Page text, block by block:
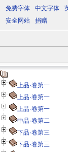
免费字体
中文字体
安全网站
捐赠
上品·卷第一
上品·卷第一
上品·卷第一
中品·卷第二
下品·卷第三
下品·卷第三